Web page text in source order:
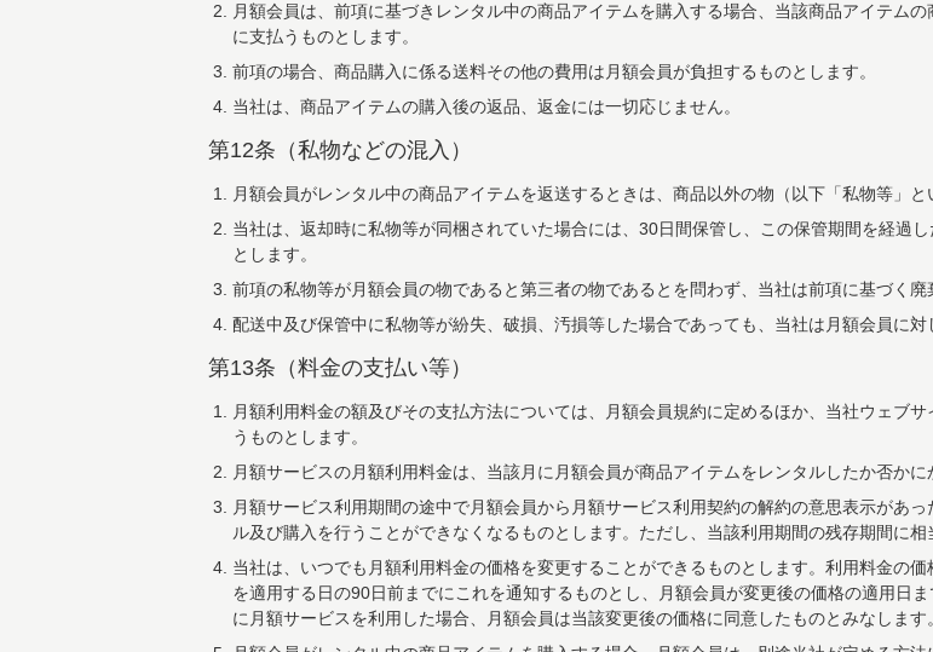
月額会員は、前項に基づきレンタル中の商品アイテムを購入する場合、当該商品アイテム
に支払うものとします。
前項の場合、商品購入に係る送料その他の費用は月額会員が負担するものとします。
当社は、商品アイテムの購入後の返品、返金には一切応じません。
第12条（私物などの混入）
月額会員がレンタル中の商品アイテムを返送するときは、商品以外の物（以下「私物等」
当社は、返却時に私物等が同梱されていた場合には、30日間保管し、この保管期間を経過
とします。
前項の私物等が月額会員の物であると第三者の物であるとを問わず、当社は前項に基づく
配送中及び保管中に私物等が紛失、破損、汚損等した場合であっても、当社は月額会員に対
第13条（料金の支払い等）
月額利用料金の額及びその支払方法については、月額会員規約に定めるほか、当社ウェブ
うものとします。
月額サービスの月額利用料金は、当該月に月額会員が商品アイテムをレンタルしたか否かに
月額サービス利用期間の途中で月額会員から月額サービス利用契約の解約の意思表示があ
ル及び購入を行うことができなくなるものとします。ただし、当該利用期間の残存期間に相
当社は、いつでも月額利用料金の価格を変更することができるものとします。利用料金の
を適用する日の90日前までにこれを通知するものとし、月額会員が変更後の価格の適用日
に月額サービスを利用した場合、月額会員は当該変更後の価格に同意したものとみなします。